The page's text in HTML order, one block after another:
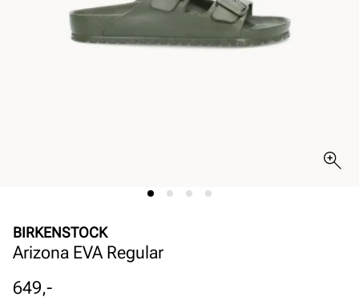
BIRKENSTOCK
Arizona EVA Regular
Pris
649,-